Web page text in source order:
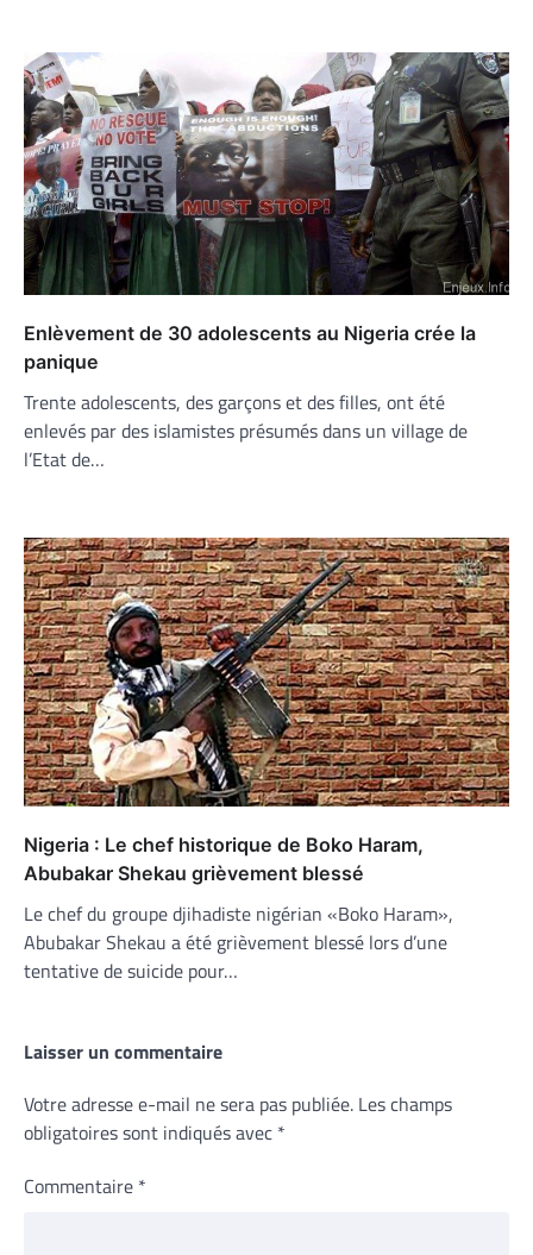
Enlèvement de 30 adolescents au Nigeria crée la
panique
Trente adolescents, des garçons et des filles, ont été
enlevés par des islamistes présumés dans un village de
l’Etat de…
Nigeria : Le chef historique de Boko Haram,
Abubakar Shekau grièvement blessé
Le chef du groupe djihadiste nigérian «Boko Haram»,
Abubakar Shekau a été grièvement blessé lors d’une
tentative de suicide pour…
Laisser un commentaire
Votre adresse e-mail ne sera pas publiée. Les champs
obligatoires sont indiqués avec *
Commentaire *